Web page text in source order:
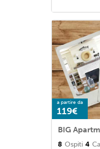
a partire da
119€
BIG
8 Ospiti 4